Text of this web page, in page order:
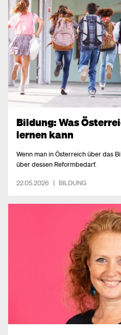
Bildung: Was
lernen kann
Wenn man in Österreich über das
über dessen Reformbedarf.
22.05.2026 | BILDUNG